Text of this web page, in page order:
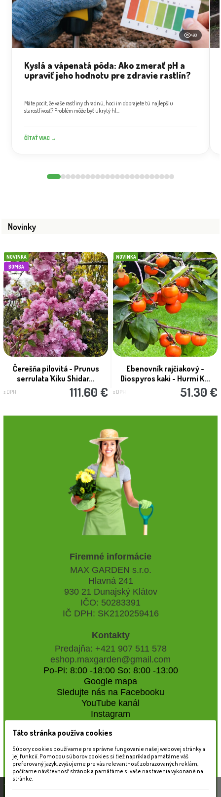
490
Kyslá a vápenatá pôda: Ako zmerať pH a
upraviť jeho hodnotu pre zdravie rastlín?
Máte pocit, že vaše rastliny chradnú, hoci im doprajete tú najlepšiu
starostlivosť? Problém môže byť ukrytý hl...
ČÍTAŤ VIAC →
Novinky
NOVINKA
BOMBA
Čerešňa pilovitá - Prunus
serrulata 'Kiku Shidar...
s DPH 111.60 €
NOVINKA
Ebenovník rajčiakový -
Diospyros kaki - Hurmi K...
s DPH 51.30 €
Firemné informácie
MAX GARDEN s.r.o.
Hlavná 241
930 21 Dunajský Klátov
IČO: 50283391
IČ DPH: SK2120259416
Kontakty
Predajňa: +421 907 511 578
eshop.maxgarden@gmail.com
Po-Pi: 8:00 -18:00 So: 8:00 -13:00
Google mapa
Sledujte nás na Facebooku
YouTube kanál
Instagram
Naše záhradné centrum
Táto stránka používa súbory cookies, ktoré nám
Táto stránka používa cookies
Súbory cookies používame pre správne fungovanie našej webovej stránky a
jej funkcií. Pomocou súborov cookies si tiež napríklad pamätáme váš
preferovaný jazyk, zvyšujeme pre vás relevantnosť zobrazovaných reklám,
počítame návštevnosť stránok a pamätáme si vaše nastavenia vykonané na
stránke.